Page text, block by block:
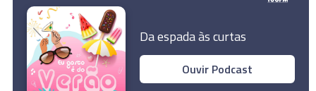
Acordo de rendimentos não responde à
© 2023 Empresa Diário de Notícias, Lda.
Da espada às curtas
Ouvir Podcast